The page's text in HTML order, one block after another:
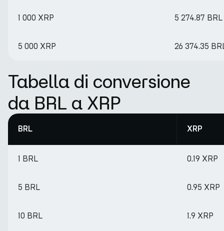
1 000 XRP 5 274.87 BRL
5 000 XRP 26 374.35
Tabella di conversione
da BRL a XRP
BRL XRP
1 BRL 0.19 XRP
5 BRL 0.95 XRP
10 BRL 1.9 XRP